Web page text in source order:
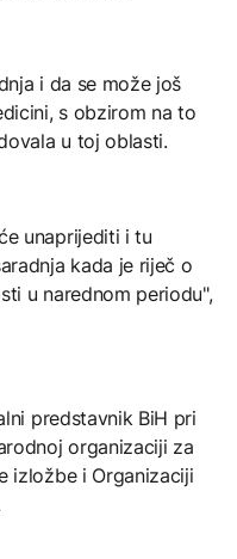
i da se može još
s obzirom na to
u toj oblasti.
unaprijediti i tu
kada je riječ o
u narednom periodu",
predstavnik BiH pri
organizaciji za
izložbe i Organizaciji